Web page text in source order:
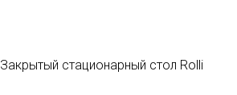
Закрытый стационарный стол Rolli